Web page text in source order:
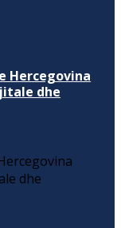
Hercegovina
dhe
dhe